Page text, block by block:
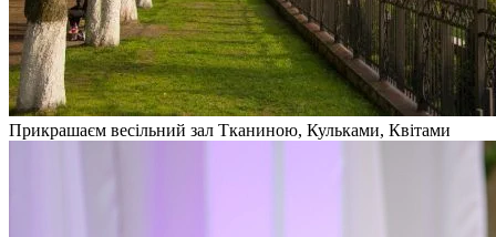
Прикрашаєм весільний зал Тканиною, Кульками, Квітами